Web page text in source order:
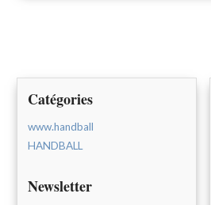
Catégories
www.handball
HANDBALL
Newsletter